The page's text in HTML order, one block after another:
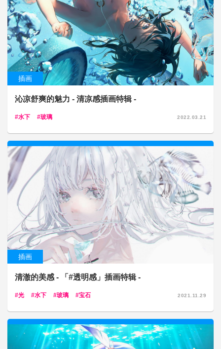
插画
沁凉舒爽的魅力 - 清凉感插画特辑 -
水下 玻璃 2022.03.21
插画
清澈的美感 - 「#透明感」插画特辑 -
光 水下 玻璃 宝石 2021.11.29